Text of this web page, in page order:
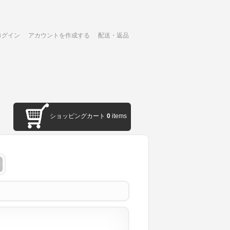
グイン アカウントを作成する 配送・返品
ショッピングカート 0 items